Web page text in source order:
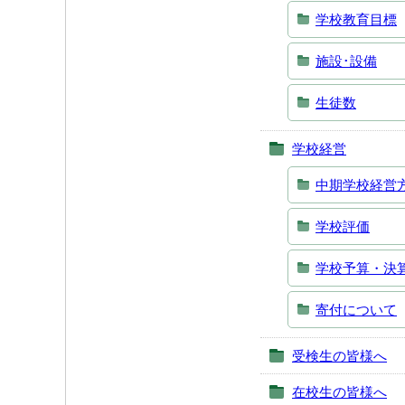
学校教育目標
施設･設備
生徒数
学校経営
中期学校経営
学校評価
学校予算・決
寄付について
受検生の皆様へ
在校生の皆様へ